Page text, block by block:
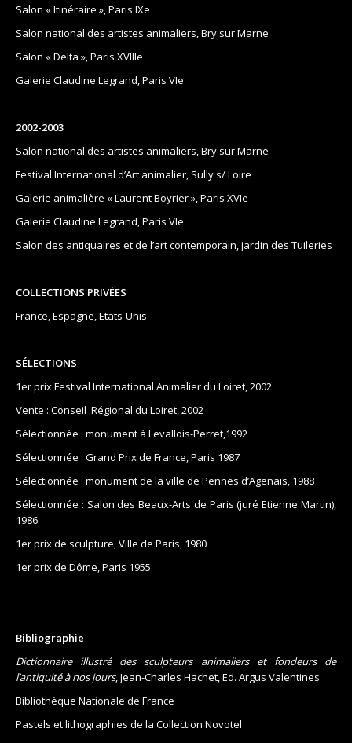
Salon « Itinéraire », Paris IXe
Salon national des artistes animaliers, Bry sur Marne
Salon « Delta », Paris XVIIIe
Galerie Claudine Legrand, Paris VIe
2002-2003
Salon national des artistes animaliers, Bry sur Marne
Festival International d’Art animalier, Sully s/ Loire
Galerie animalière « Laurent Boyrier », Paris XVIe
Galerie Claudine Legrand, Paris VIe
Salon des antiquaires et de l’art contemporain, jardin des Tuileries
COLLECTIONS PRIVÉES
France, Espagne, Etats-Unis
SÉLECTIONS
1er prix Festival International Animalier du Loiret, 2002
Vente : Conseil Régional du Loiret, 2002
Sélectionnée : monument à Levallois-Perret,1992
Sélectionnée : Grand Prix de France, Paris 1987
Sélectionnée : monument de la ville de Pennes d’Agenais, 1988
Sélectionnée : Salon des Beaux-Arts de Paris (juré Etienne Martin),
1986
1er prix de sculpture, Ville de Paris, 1980
1er prix de Dôme, Paris 1955
Bibliographie
Dictionnaire illustré des sculpteurs animaliers et fondeurs de
l’antiquité à nos jours, Jean-Charles Hachet, Ed. Argus Valentines
Bibliothèque Nationale de France
Pastels et lithographies de la Collection Novotel